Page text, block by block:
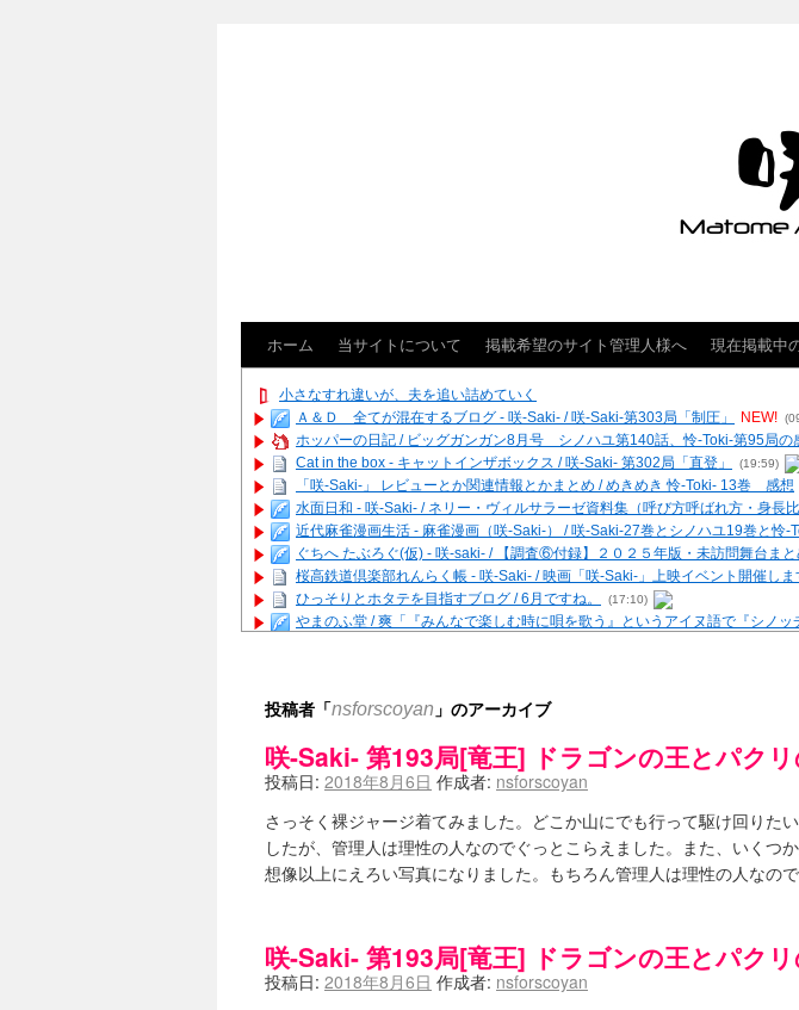
ホーム 当サイトについて 掲載希望のサイト管理人様へ 現在掲載中
小さなすれ違いが、夫を追い詰めていく
Ａ＆Ｄ 全てが混在するブログ - 咲-Saki- / 咲-Saki-第303局「制圧」
NEW!
ホッパーの日記 / ビッグガンガン8月号 シノハユ第140話、怜-Toki-第95局の
Cat in the box - キャットインザボックス / 咲-Saki- 第302局「直登」 (19:59)
「咲-Saki-」 レビューとか関連情報とかまとめ / めきめき 怜-Toki- 13巻 感想
水面日和 - 咲-Saki- / ネリー・ヴィルサラーゼ資料集（呼び方呼ばれ方・身長
近代麻雀漫画生活 - 麻雀漫画（咲-Saki-） / 咲-Saki-27巻とシノハユ19巻と怜-
ぐちへ たぶろぐ(仮) - 咲-saki- / 【調査⑥付録】２０２５年版・未訪問舞台まと
桜高鉄道倶楽部れんらく帳 - 咲-Saki- / 映画「咲-Saki-」上映イベント開催しま
ひっそりとホタテを目指すブログ / 6月ですね。 (17:10)
やまのふ堂 / 爽「『みんなで楽しむ時に唄を歌う』というアイヌ語で『シノッ
咲クラ女子 - 咲-Saki- / 姫松の上重漫ちゃんと演じている伊達朱里紗さんの共通
咲ミダレ - 咲-saki- / MJ第14回咲CUP 咲なま他 (11:53)
はやりの如く☆ - 咲-saki- / 悪いこと【SS】 (06:42)
またの名を咲ブログ - 咲-Saki- / 男体化すると聞いての落書き (13:32)
あっちが変 / あっちが変 (08:31)
BBKN BLOG / トップページ（サイトマップ） (15:00)
嶺上開花自摸 / Last day of Summer session 1 (13:01)
おもちもちもち - 咲-Saki- / ５・８小林先生の日記更新について考えてみる
投稿者「nsforscoyan 」のアーカイブ
咲-Saki- 第193局[竜王] ドラゴンの王とパク
投稿日: 2018年8月6日 作成者: nsforscoyan
さっそく裸ジャージ着てみました。どこか山にでも行って駆け回りた
したが、管理人は理性の人なのでぐっとこらえました。また、いくつ
想像以上にえろい写真になりました。もちろん管理人は理性の人なの
咲-Saki- 第193局[竜王] ドラゴンの王とパク
投稿日: 2018年8月6日 作成者: nsforscoyan